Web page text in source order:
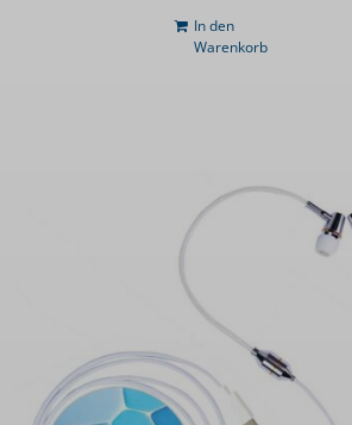
In den
Warenkorb